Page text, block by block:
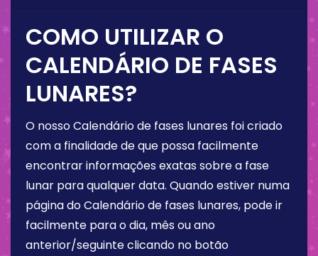
COMO UTILIZAR O
CALENDÁRIO DE FASES
LUNARES?
O nosso Calendário de fases lunares foi criado
com a finalidade de que possa facilmente
encontrar informações exatas sobre a fase
lunar para qualquer data. Quando estiver numa
página do Calendário de fases lunares, pode ir
facilmente para o dia, mês ou ano
anterior/seguinte clicando no botão